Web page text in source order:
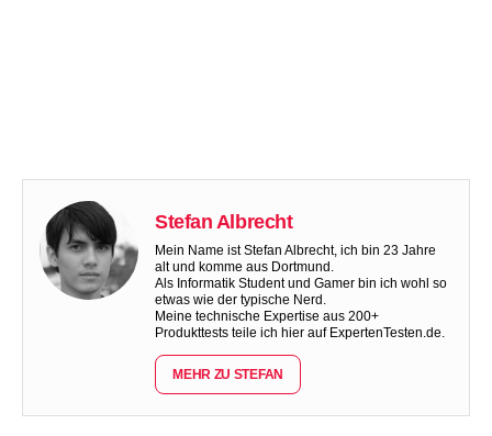
Stefan Albrecht
Mein Name ist Stefan Albrecht, ich bin 23 Jahre
alt und komme aus Dortmund.
Als Informatik Student und Gamer bin ich wohl so
etwas wie der typische Nerd.
Meine technische Expertise aus 200+
Produkttests teile ich hier auf ExpertenTesten.de.
MEHR ZU STEFAN